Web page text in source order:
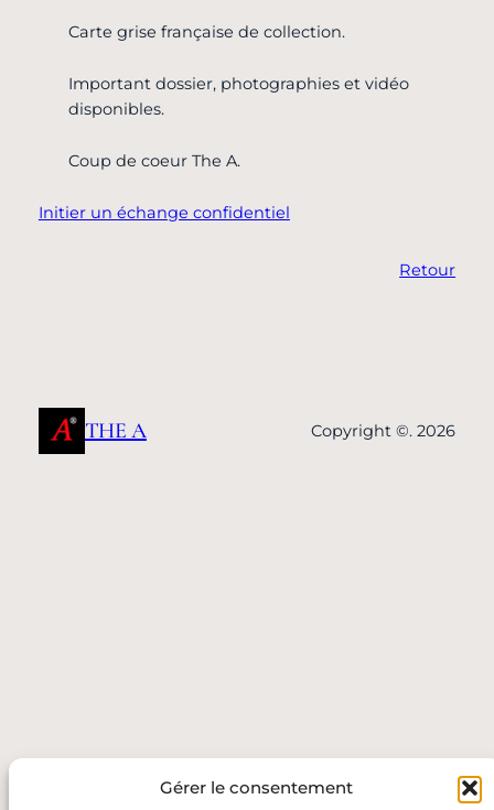
Gérer le consentement
Carte grise française de collection.
Important dossier, photographies et vidéo
disponibles.
Coup de coeur The A.
Initier un échange confidentiel
Retour
THE A Copyright ©. 2026